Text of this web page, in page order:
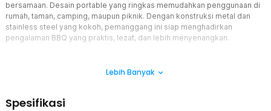
bersamaan. Desain portable yang ringkas memudahkan penggunaan di
rumah, taman, camping, maupun piknik. Dengan konstruksi metal dan
stainless steel yang kokoh, pemanggang ini siap menghadirkan
pengalaman BBQ yang praktis, lezat, dan lebih menyenangkan.
area memasak yang dapat digunakan secara bersamaan. Anda
Lebih Banyak
Spesifikasi